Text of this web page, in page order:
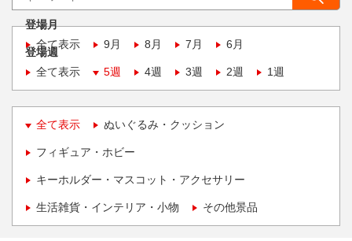
登場月
全て表示
9月 8月 7月 6月
登場週
全て表示
5週 4週 3週 2週 1週
全て表示 ぬいぐるみ・クッション
フィギュア・ホビー
キーホルダー・マスコット・アクセサリー
生活雑貨・インテリア・小物 その他景品